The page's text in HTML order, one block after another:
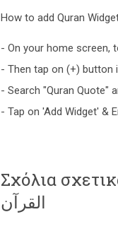
How to add Quran
- On your home screen,
- Then tap on (+) button
- Search "Quran Quote"
- Tap on 'Add Widget' &
Σχόλια
القرآن